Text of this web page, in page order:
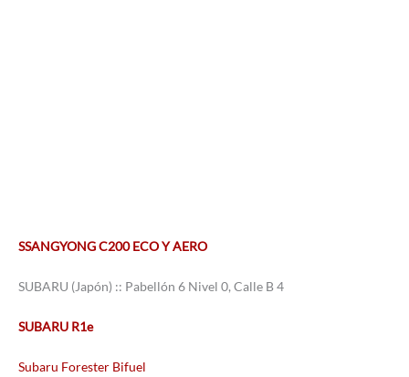
SSANGYONG C200 ECO Y AERO
SUBARU (Japón) :: Pabellón 6 Nivel 0, Calle B 4
SUBARU R1e
Subaru Forester Bifuel